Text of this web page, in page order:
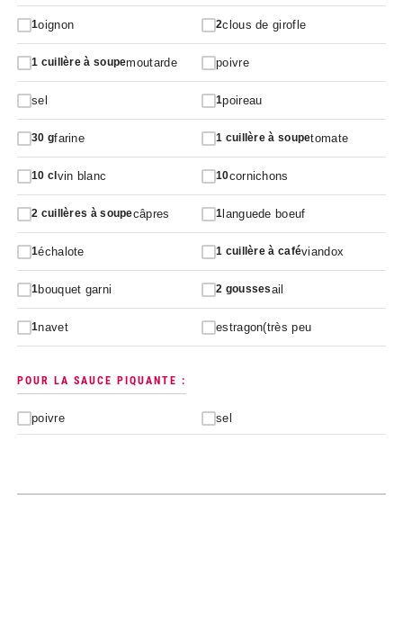
1oignon 2clous de girofle
1 cuillère à soupemoutarde poivre
sel 1poireau
30 gfarine 1 cuillère à soupetomate
10 cl vin blanc 10cornichons
2 cuillères à soupecâpres 1languede boeuf
1échalote 1 cuillère à caféviandox
1bouquet garni 2 goussesail
1navet estragon(très peu
POUR LA SAUCE PIQUANTE :
poivre sel